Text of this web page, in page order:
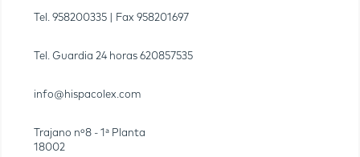
Tel. 958200335 | Fax 958201697
Tel. Guardia 24 horas 620857535
info@hispacolex.com
Trajano nº8 - 1ª Planta
18002